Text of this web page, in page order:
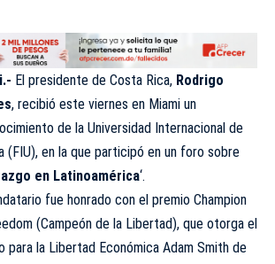
El presidente de Costa Rica, Rodrigo
, recibió este viernes en Miami un
de la Universidad Internacional de
(FIU), en la que participó en un foro sobre
en Latinoamérica‘.
fue honrado con el premio Champion
(Campeón de la Libertad), que otorga el
para la Libertad Económica Adam Smith de